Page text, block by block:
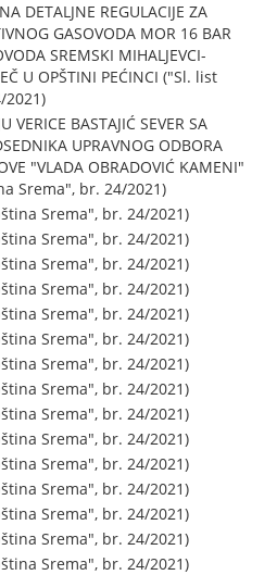
DETALJNE REGULACIJE ZA
GASOVODA MOR 16 BAR
SREMSKI MIHALJEVCI-
U OPŠTINI PEĆINCI ("Sl. list
2021)
VERICE BASTAJIĆ SEVER SA
UPRAVNOG ODBORA
"VLADA OBRADOVIĆ KAMENI"
Srema", br. 24/2021)
Srema", br. 24/2021)
Srema", br. 24/2021)
Srema", br. 24/2021)
Srema", br. 24/2021)
Srema", br. 24/2021)
Srema", br. 24/2021)
Srema", br. 24/2021)
Srema", br. 24/2021)
Srema", br. 24/2021)
Srema", br. 24/2021)
Srema", br. 24/2021)
Srema", br. 24/2021)
Srema", br. 24/2021)
Srema", br. 24/2021)
Srema", br. 24/2021)